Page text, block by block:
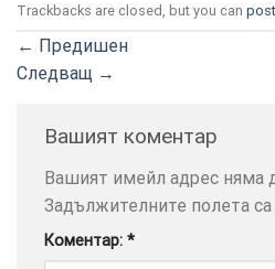
Trackbacks are closed, but you can
← Предишен
Следващ →
Вашият коментар
Вашият имейл адрес няма
Задължителните полета са
Коментар: *
ПОВЕЧЕ
ИНФОРМАЦИЯ
МОЖЕТЕ
НАМЕРИТЕ
УСЛУГИ